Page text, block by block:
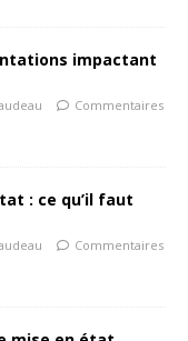
impactant
Commentaires
: ce qu’il faut
Commentaires